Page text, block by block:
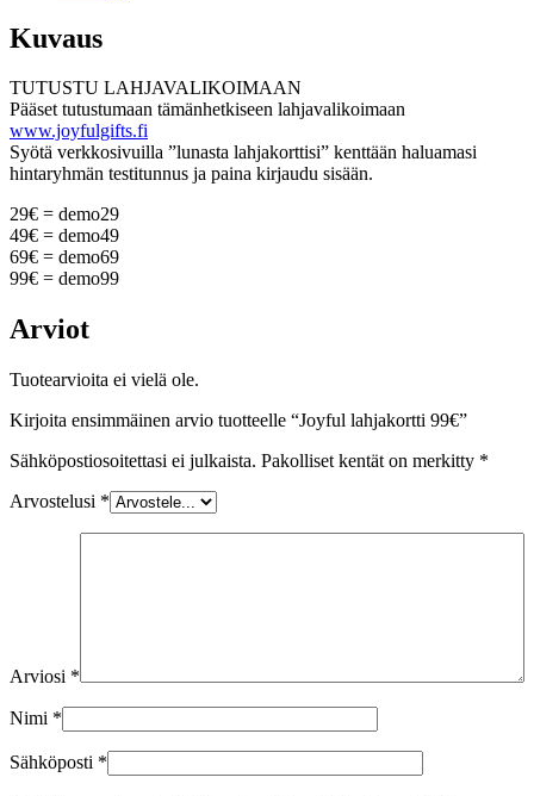
Kuvaus
TUTUSTU LAHJAVALIKOIMAAN
Pääset tutustumaan tämänhetkiseen lahjavalikoimaan
www.joyfulgifts.fi
Syötä verkkosivuilla ”lunasta lahjakorttisi” kenttään haluamasi
hintaryhmän testitunnus ja paina kirjaudu sisään.
29€ = demo29
49€ = demo49
69€ = demo69
99€ = demo99
Arviot
Tuotearvioita ei vielä ole.
Kirjoita ensimmäinen arvio tuotteelle “Joyful lahjakortti 99€”
Sähköpostiosoitettasi ei julkaista. Pakolliset kentät on merkitty *
Arvostelusi *
Arviosi *
Nimi *
Sähköposti *